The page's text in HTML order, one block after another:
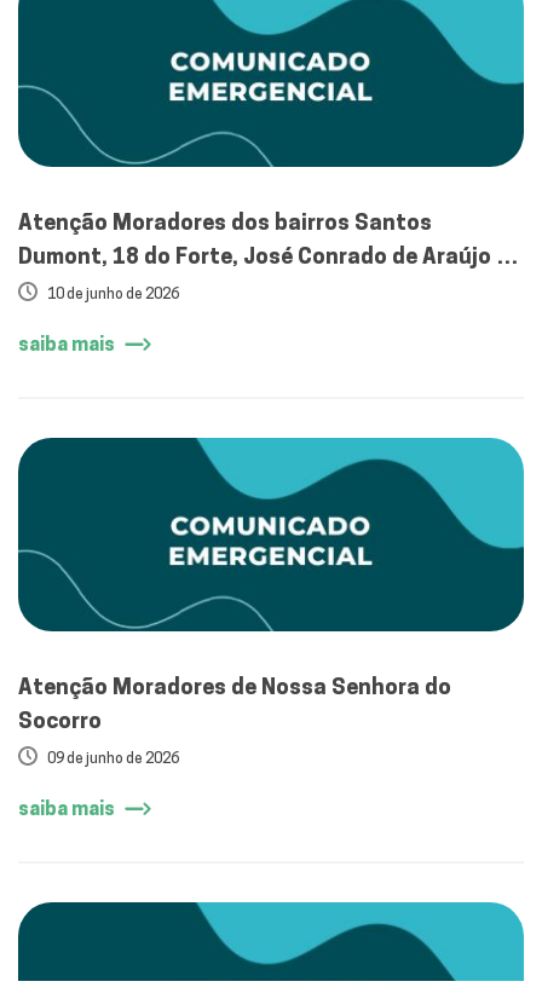
Atenção Moradores dos bairros Santos
Dumont, 18 do Forte, José Conrado de Araújo e
Siqueira Campos em Aracaju
10 de junho de 2026
saiba mais
Atenção Moradores de Nossa Senhora do
Socorro
09 de junho de 2026
saiba mais